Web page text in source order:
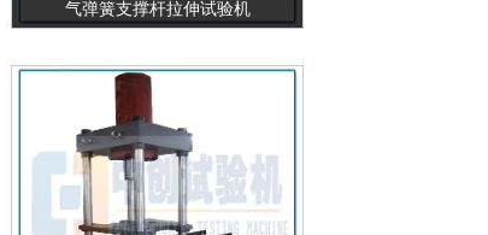
气弹簧支撑杆拉伸试验机